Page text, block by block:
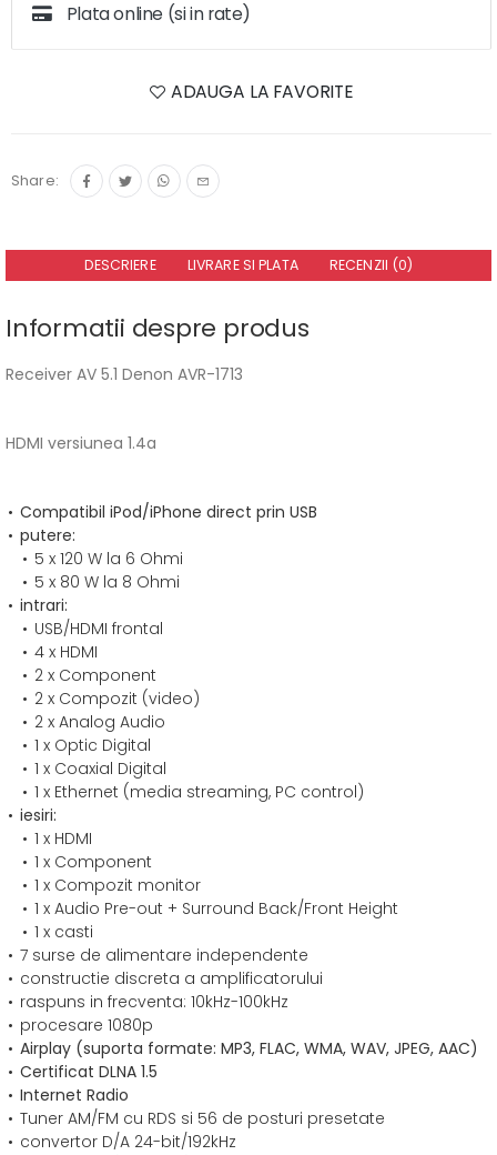
Plata online (si in rate)
ADAUGA LA FAVORITE
Share:
DESCRIERE LIVRARE SI PLATA RECENZII (0)
Informatii despre produs
Receiver AV 5.1 Denon AVR-1713
HDMI versiunea 1.4a
Compatibil iPod/iPhone direct prin USB
putere:
5 x 120 W la 6 Ohmi
5 x 80 W la 8 Ohmi
intrari:
USB/HDMI frontal
4 x HDMI
2 x Component
2 x Compozit (video)
2 x Analog Audio
1 x Optic Digital
1 x Coaxial Digital
1 x Ethernet (media streaming, PC control)
iesiri:
1 x HDMI
1 x Component
1 x Compozit monitor
1 x Audio Pre-out + Surround Back/Front Height
1 x casti
7 surse de alimentare independente
constructie discreta a amplificatorului
raspuns in frecventa: 10kHz-100kHz
procesare 1080p
Airplay (suporta formate: MP3, FLAC, WMA, WAV, JPEG, AAC)
Certificat DLNA 1.5
Internet Radio
Tuner AM/FM cu RDS si 56 de posturi presetate
convertor D/A 24-bit/192kHz